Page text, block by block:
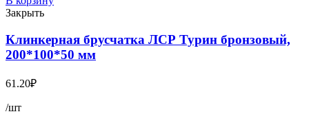
Закрыть
Клинкерная брусчатка ЛСР Турин бронзовый,
200*100*50 мм
61.20₽
/шт